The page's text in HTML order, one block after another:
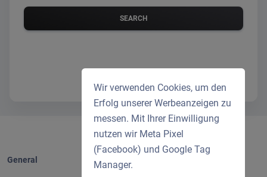
General
Wir verwenden Cookies, um den
Erfolg unserer Werbeanzeigen zu
messen. Mit Ihrer Einwilligung
nutzen wir Meta Pixel
(Facebook) und Google Tag
Manager.